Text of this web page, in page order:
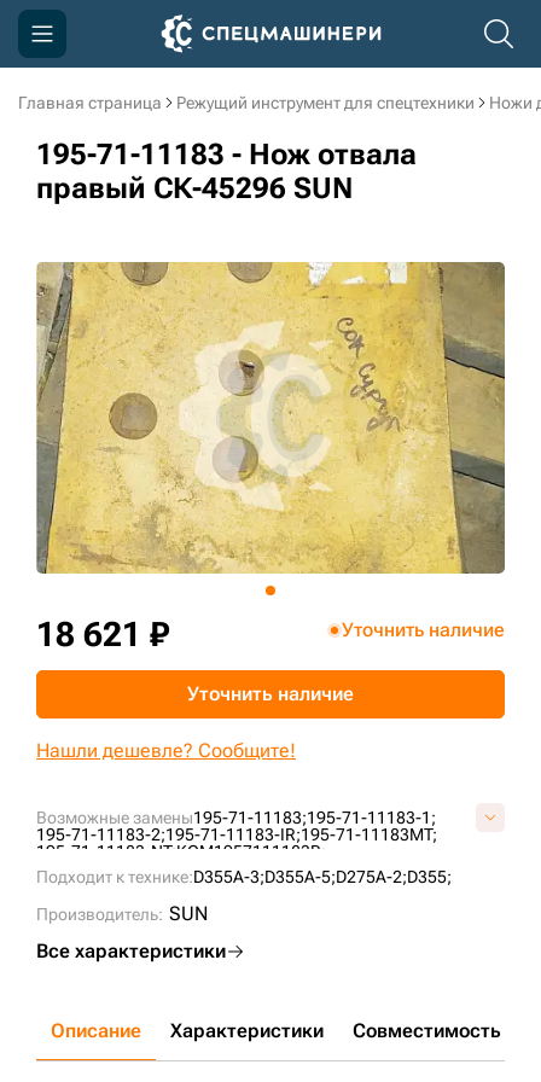
Главная страница Режущий инструмент для спецтехники Ножи
195-71-11183 - Нож отвала
правый СК-45296 SUN
Возможные замены195-71-11183;195-71-11183-1;
195-71-11183-2;195-71-11183-IR;195-71-11183MT;
195-71-11183-NT;KOM1957111183B;
Подходит к технике:D355A-3;D355A-5;D275A-2;D355;
Производитель: SUN
Все характеристики
18 621 ₽ Уточнить наличие
Уточнить наличие
Нашли дешевле? Сообщите!
Описание Характеристики Совместимость
Компания
Акции
Информация
Контакты
3D тур по производству
3D тур по складам
sksale@skdst.ru
+7 (499) 394-50-93